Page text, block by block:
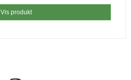
Vis produkt